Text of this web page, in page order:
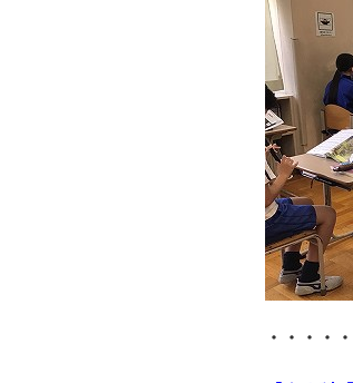
・・・・